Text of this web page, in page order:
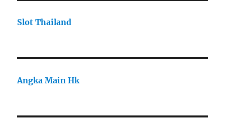
Slot Thailand
Angka Main Hk